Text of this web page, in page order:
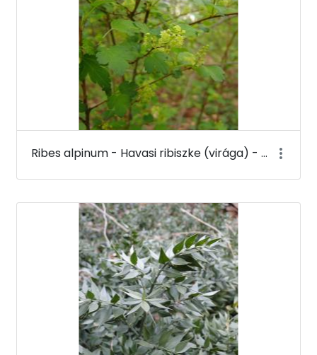
Ribes alpinum - Havasi ribiszke (virága) - Budai Arborétum